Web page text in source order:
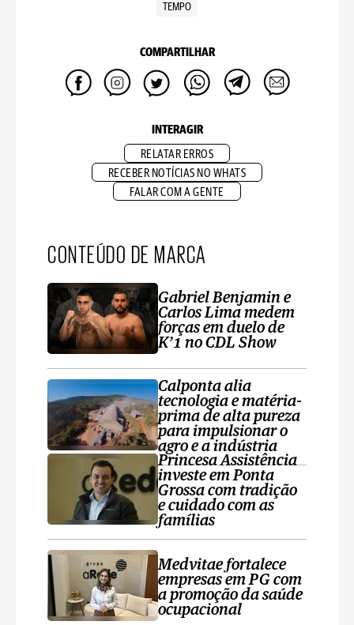
TEMPO
COMPARTILHAR
INTERAGIR
RELATAR ERROS
RECEBER NOTÍCIAS NO WHATS
FALAR COM A GENTE
CONTEÚDO DE MARCA
Gabriel Benjamin e
Carlos Lima medem
forças em duelo de
K’1 no CDL Show
Calponta alia
tecnologia e matéria-
prima de alta pureza
para impulsionar o
agro e a indústria
Princesa Assistência
investe em Ponta
Grossa com tradição
e cuidado com as
famílias
Medvitae fortalece
empresas em PG com
a promoção da saúde
ocupacional